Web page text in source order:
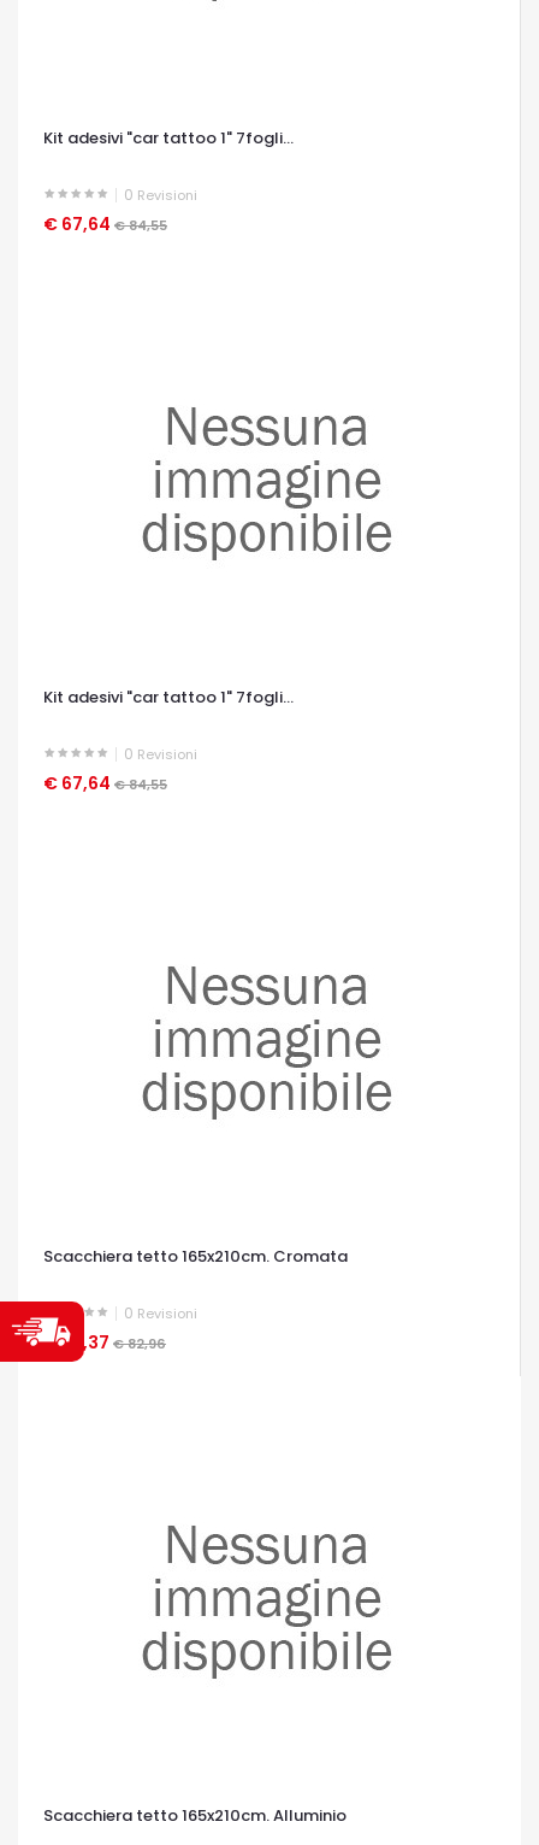
Kit adesivi "car tattoo 1" 7fogli...
0 Revisioni
€ 67,64 € 84,55
OCCHIATA VELOCE
Kit adesivi "car tattoo 1" 7fogli...
0 Revisioni
€ 67,64 € 84,55
OCCHIATA VELOCE
Scacchiera tetto 165x210cm. Cromata
0 Revisioni
€ 66,37 € 82,96
OCCHIATA VELOCE
Scacchiera tetto 165x210cm. Alluminio